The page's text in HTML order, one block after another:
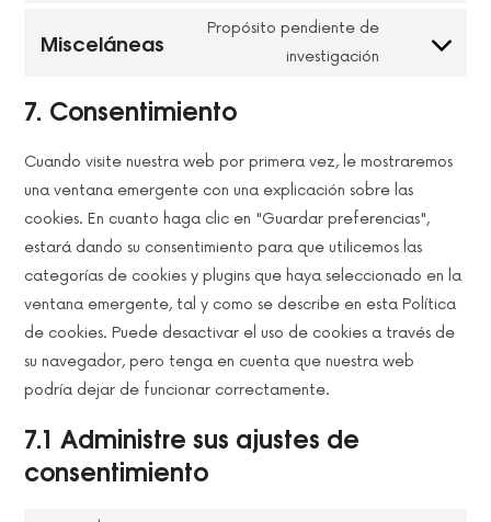
WORDPRESS
Misceláneas
Propósito pendiente de
investigación
CONSENT
7. Consentimiento
Cuando visite nuestra web por primera vez, le mostraremos
una ventana emergente con una explicación sobre las
cookies. En cuanto haga clic en "Guardar preferencias",
estará dando su consentimiento para que utilicemos las
categorías de cookies y plugins que haya seleccionado en la
ventana emergente, tal y como se describe en esta Política
de cookies. Puede desactivar el uso de cookies a través de
su navegador, pero tenga en cuenta que nuestra web
podría dejar de funcionar correctamente.
7.1 Administre sus ajustes de
consentimiento